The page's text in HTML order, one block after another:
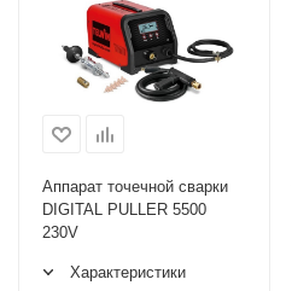
Аппарат точечной сварки
DIGITAL PULLER 5500
230V
Характеристики